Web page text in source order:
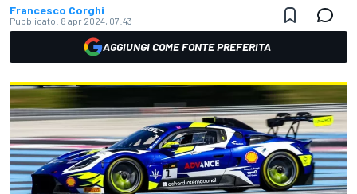
Francesco Corghi
Pubblicato: 8 apr 2024, 07:43
AGGIUNGI COME FONTE PREFERITA